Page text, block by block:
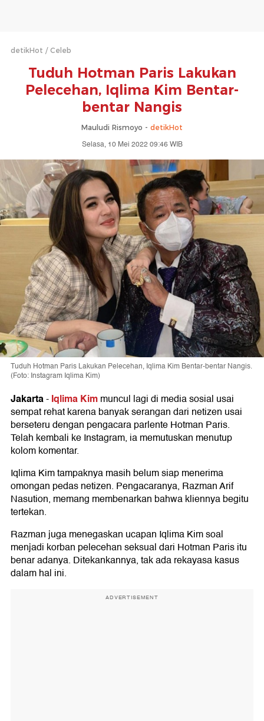
detikHot Celeb
Tuduh Hotman Paris Lakukan
Pelecehan, Iqlima Kim Bentar-
bentar Nangis
Mauludi Rismoyo - detikHot
Selasa, 10 Mei 2022 09:46 WIB
Tuduh Hotman Paris Lakukan Pelecehan, Iqlima Kim Bentar-bentar Nangis.
(Foto: Instagram Iqlima Kim)
Jakarta-Iqlima Kimmuncul lagi di media sosial usai
sempat rehat karena banyak serangan dari netizen usai
berseteru dengan pengacara parlente Hotman Paris.
Telah kembali ke Instagram, ia memutuskan menutup
kolom komentar.
Iqlima Kim tampaknya masih belum siap menerima
omongan pedas netizen. Pengacaranya, Razman Arif
Nasution, memang membenarkan bahwa kliennya begitu
tertekan.
Razman juga menegaskan ucapan Iqlima Kim soal
menjadi korban pelecehan seksual dari Hotman Paris itu
benar adanya. Ditekankannya, tak ada rekayasa kasus
dalam hal ini.
ADVERTISEMENT